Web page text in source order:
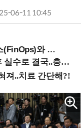
06-11 10:45
넌스 (8/21 잠실역)